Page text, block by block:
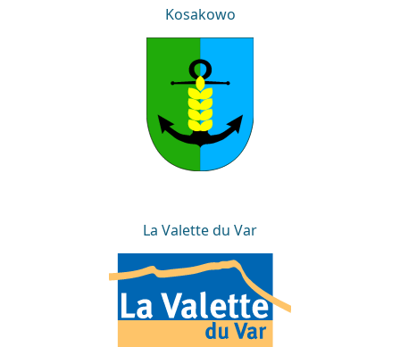
Kosakowo
La Valette du Var